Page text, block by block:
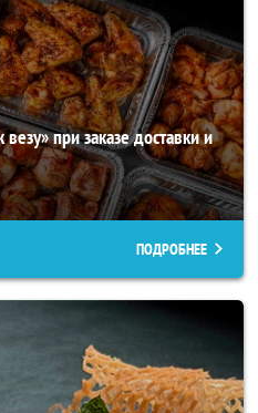
при заказе доставки и
ПОДРОБНЕЕ